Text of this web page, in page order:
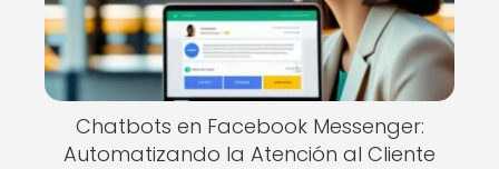
Chatbots en Facebook Messenger:
Automatizando la Atención al Cliente